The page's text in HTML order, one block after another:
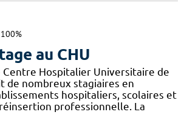
100%
au CHU
Centre Hospitalier Universitaire de
de nombreux stagiaires en
hospitaliers, scolaires et
professionnelle. La